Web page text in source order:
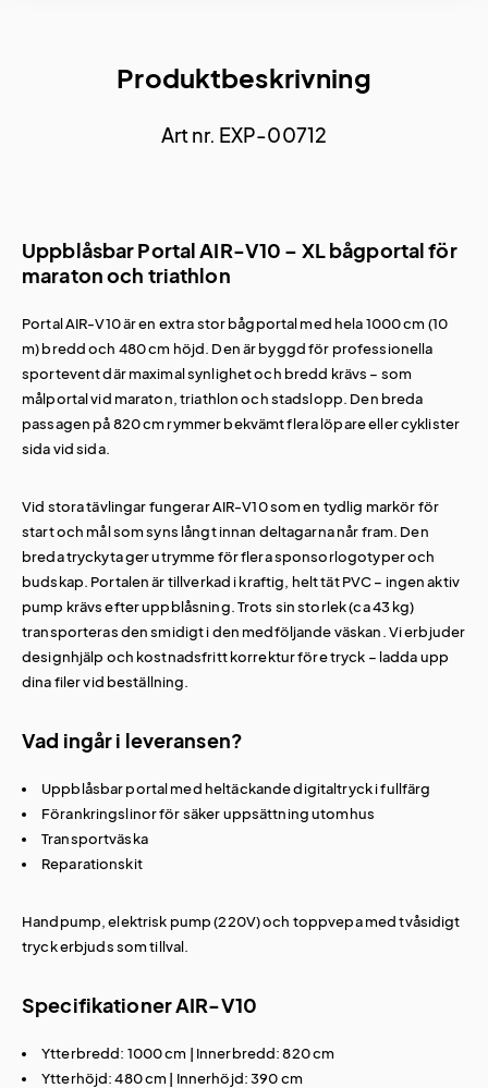
Produktbeskrivning
Art nr. EXP-00712
Uppblåsbar Portal AIR-V10 – XL bågportal för
maraton och triathlon
Portal AIR-V10 är en extra stor bågportal med hela 1000 cm (10
m) bredd och 480 cm höjd. Den är byggd för professionella
sportevent där maximal synlighet och bredd krävs – som
målportal vid maraton, triathlon och stadslopp. Den breda
passagen på 820 cm rymmer bekvämt flera löpare eller cyklister
sida vid sida.
Vid stora tävlingar fungerar AIR-V10 som en tydlig markör för
start och mål som syns långt innan deltagarna når fram. Den
breda tryckyta ger utrymme för flera sponsorlogotyper och
budskap. Portalen är tillverkad i kraftig, helt tät PVC – ingen aktiv
pump krävs efter uppblåsning. Trots sin storlek (ca 43 kg)
transporteras den smidigt i den medföljande väskan. Vi erbjuder
designhjälp och kostnadsfritt korrektur före tryck – ladda upp
dina filer vid beställning.
Vad ingår i leveransen?
Uppblåsbar portal med heltäckande digitaltryck i fullfärg
Förankringslinor för säker uppsättning utomhus
Transportväska
Reparationskit
Handpump, elektrisk pump (220V) och toppvepa med tvåsidigt
tryck erbjuds som tillval.
Specifikationer AIR-V10
Ytterbredd: 1000 cm | Innerbredd: 820 cm
Ytterhöjd: 480 cm | Innerhöjd: 390 cm